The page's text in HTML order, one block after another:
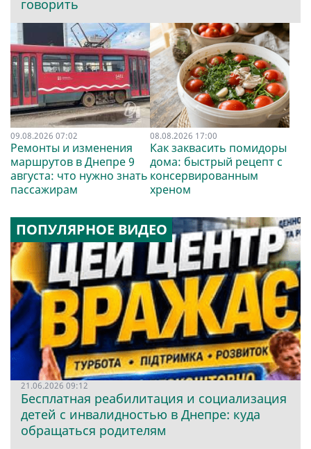
говорить
09.08.2026 07:02
Ремонты и изменения
маршрутов в Днепре 9
августа: что нужно знать
пассажирам
08.08.2026 17:00
Как заквасить помидоры
дома: быстрый рецепт с
консервированным
хреном
ПОПУЛЯРНОЕ ВИДЕО
21.06.2026 09:12
Бесплатная реабилитация и социализация
детей с инвалидностью в Днепре: куда
обращаться родителям